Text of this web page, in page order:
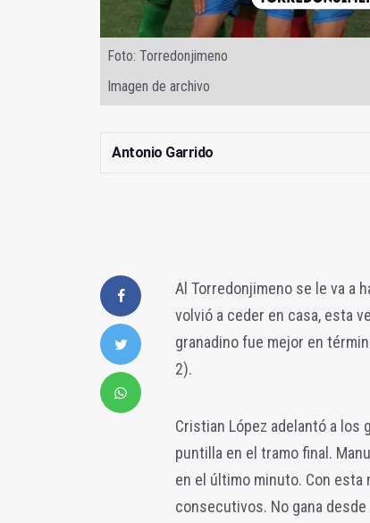
Foto: Torredonjimeno
Imagen de archivo
Antonio Garrido
Al Torredonjimeno se le va a
volvió a ceder en casa, esta
granadino fue mejor en
2).
Cristian López adelantó a los
puntilla en el tramo final.
en el último minuto. Con
consecutivos. No gana